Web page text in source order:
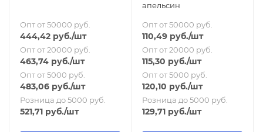
Опт от 50000 руб.
444,42 руб./шт
Опт от 20000 руб.
463,74 руб./шт
Опт от 5000 руб.
483,06 руб./шт
Розница до 5000 руб.
521,71 руб./шт
апельсин
Опт от 50000 руб.
110,49 руб./шт
Опт от 20000 руб.
115,30 руб./шт
Опт от 5000 руб.
120,10 руб./шт
Розница до 5000 руб.
129,71 руб./шт